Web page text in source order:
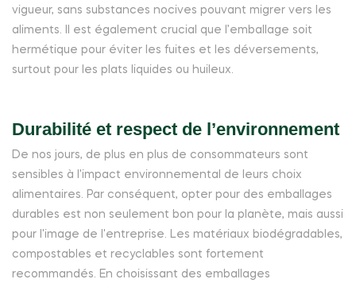
vigueur, sans substances nocives pouvant migrer vers les
aliments. Il est également crucial que l’emballage soit
hermétique pour éviter les fuites et les déversements,
surtout pour les plats liquides ou huileux.
Durabilité et respect de l’environnement
De nos jours, de plus en plus de consommateurs sont
sensibles à l'impact environnemental de leurs choix
alimentaires. Par conséquent, opter pour des emballages
durables est non seulement bon pour la planète, mais aussi
pour l'image de l'entreprise. Les matériaux biodégradables,
compostables et recyclables sont fortement
recommandés. En choisissant des emballages